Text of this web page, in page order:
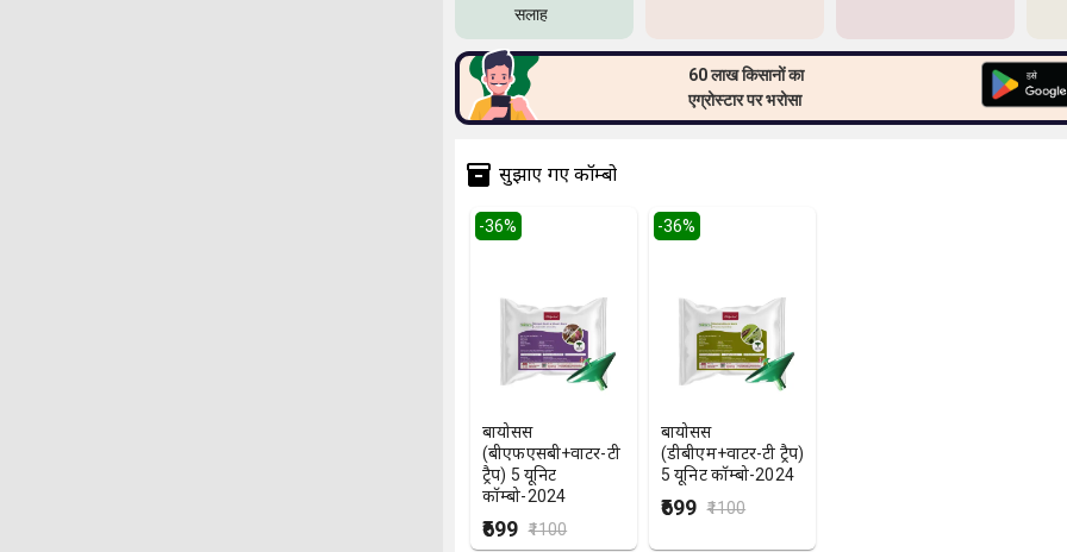
सलाह
60 लाख किसानों का
एग्रोस्टार पर भरोसा
सुझाएं गए कॉम्बो
-36%
बायोसेंस
(बीएफएसबी+वाटर-टी
ट्रैप) 5 यूनिट
कॉम्बो-2024
₹699 ₹1100
-36%
बायोसेंस
(डीबीएम+वाटर-टी ट्रैप)
5 यूनिट कॉम्बो-2024
₹699 ₹1100